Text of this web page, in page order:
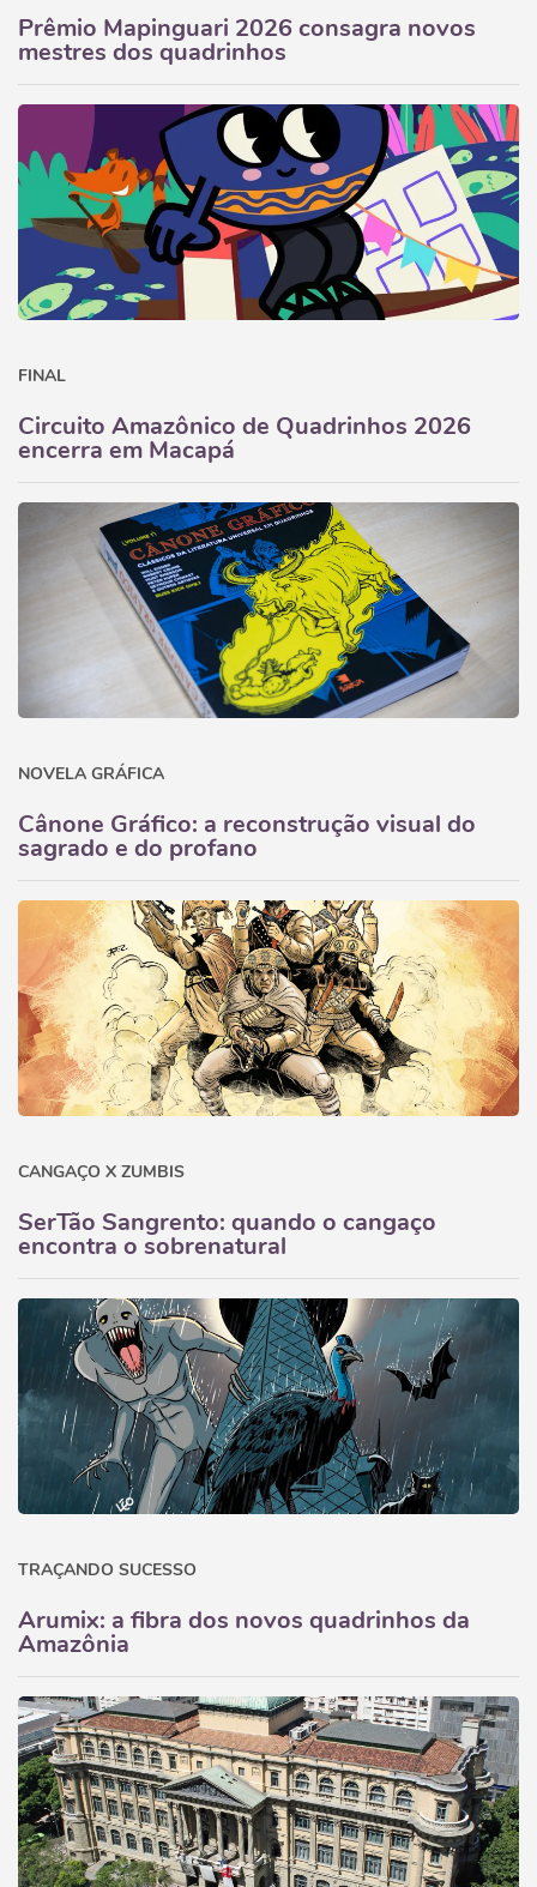
Prêmio Mapinguari 2026 consagra novos
mestres dos quadrinhos
FINAL
Circuito Amazônico de Quadrinhos 2026
encerra em Macapá
NOVELA GRÁFICA
Cânone Gráfico: a reconstrução visual do
sagrado e do profano
CANGAÇO X ZUMBIS
SerTão Sangrento: quando o cangaço
encontra o sobrenatural
TRAÇANDO SUCESSO
Arumix: a fibra dos novos quadrinhos da
Amazônia